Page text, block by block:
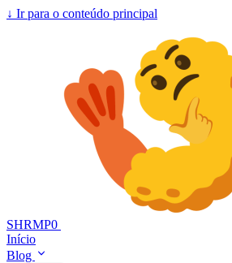
↓ Ir para o conteúdo principal
SHRMP0
Início
Blog